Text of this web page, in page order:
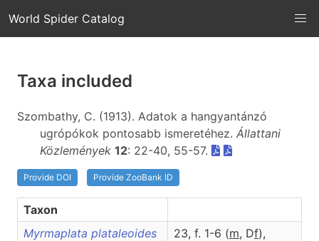
World Spider Catalog
Taxa included
Szombathy, C. (1913). Adatok a hangyantánzó
ugrópókok pontosabb ismeretéhez. Állattani
Közlemények 12: 22-40, 55-57.
Provide DOI Provide ZooBank ID
Taxon
Myrmaplata plataleoides
23, f. 1-6 (m, Df),